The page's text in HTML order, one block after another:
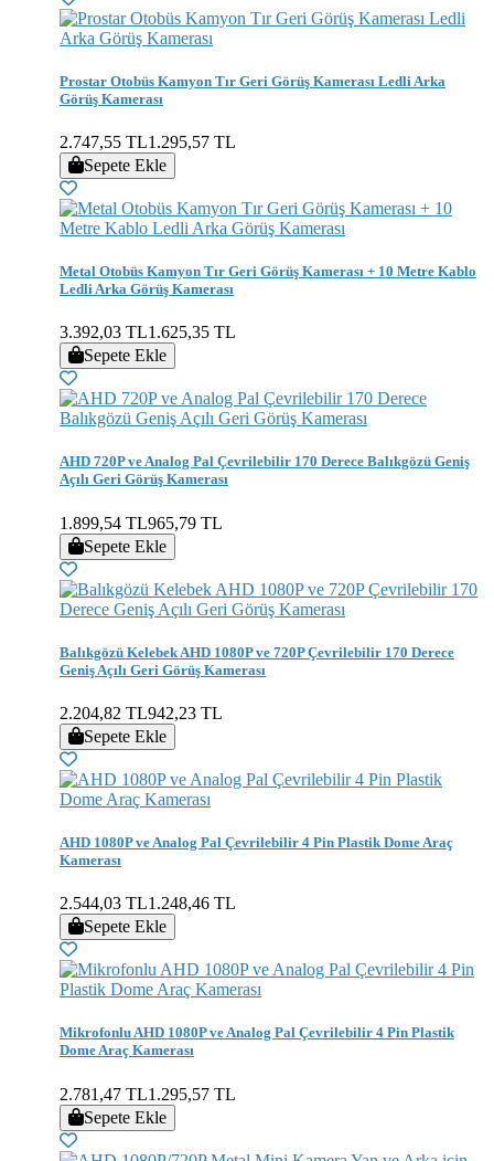
Prostar Otobüs Kamyon Tır Geri Görüş Kamerası Ledli Arka
Görüş Kamerası
2.747,55 TL1.295,57 TL
Sepete Ekle
Metal Otobüs Kamyon Tır Geri Görüş Kamerası + 10 Metre Kablo
Ledli Arka Görüş Kamerası
3.392,03 TL1.625,35 TL
Sepete Ekle
AHD 720P ve Analog Pal Çevrilebilir 170 Derece Balıkgözü Geniş
Açılı Geri Görüş Kamerası
1.899,54 TL965,79 TL
Sepete Ekle
Balıkgözü Kelebek AHD 1080P ve 720P Çevrilebilir 170 Derece
Geniş Açılı Geri Görüş Kamerası
2.204,82 TL942,23 TL
Sepete Ekle
AHD 1080P ve Analog Pal Çevrilebilir 4 Pin Plastik Dome Araç
Kamerası
2.544,03 TL1.248,46 TL
Sepete Ekle
Mikrofonlu AHD 1080P ve Analog Pal Çevrilebilir 4 Pin Plastik
Dome Araç Kamerası
2.781,47 TL1.295,57 TL
Sepete Ekle